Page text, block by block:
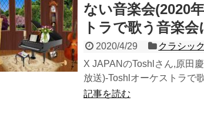
ない音楽会(2020
トラで歌う音楽会
2020/4/29
クラシック
X JAPANのToshlさん,原田
放送)-Toshlオーケストラで
記事を読む